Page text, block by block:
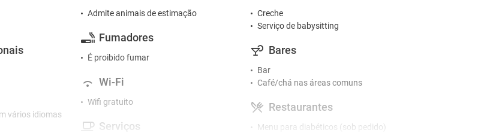
vários idiomas
Admite animais de estimação
Fumadores
É proibido fumar
Wi-Fi
Wifi gratuito
Serviços
Creche
Serviço de babysitting
Bares
Bar
Café/chá nas áreas comuns
Restaurantes
Menu para diabéticos (sob pedido)